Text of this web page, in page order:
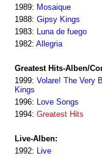
1989: Mosaique
1988: Gipsy Kings
1983: Luna de fuego
1982: Allegria
Greatest Hits-Alben/
1999: Volare! The Very
Kings
1996: Love Songs
1994: Greatest Hits
Live-Alben:
1992: Live